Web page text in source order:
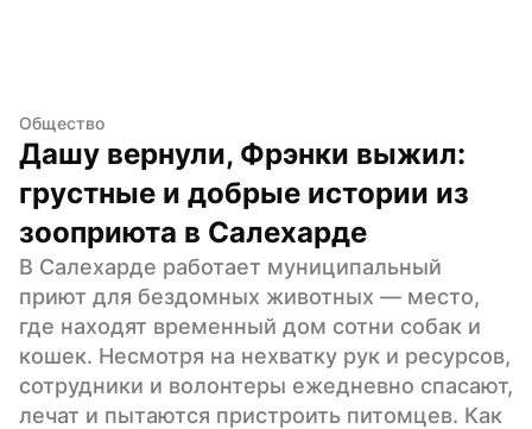
Общество
Дашу вернули, Фрэнки выжил:
грустные и добрые истории из
зооприюта в Салехарде
В Салехарде работает муниципальный
приют для бездомных животных — место,
где находят временный дом сотни собак и
кошек. Несмотря на нехватку рук и ресурсов,
сотрудники и волонтеры ежедневно спасают,
лечат и пытаются пристроить питомцев. Как